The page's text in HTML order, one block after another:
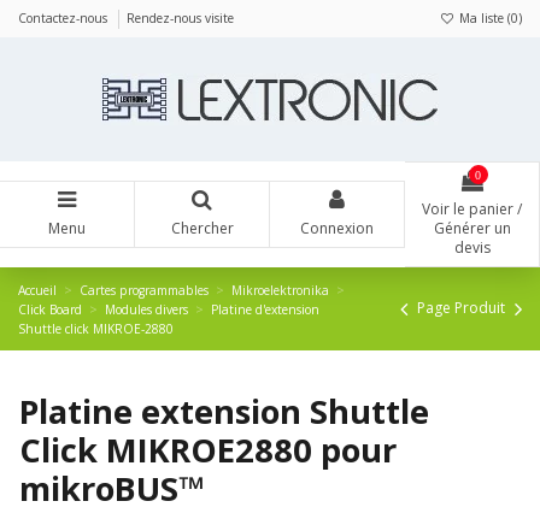
Contactez-nous Rendez-nous visite Ma liste (0)
Menu Chercher Connexion
0
Voir le panier /
Générer un
devis
Accueil Cartes programmables
Mikroelektronika
Click Board
Modules divers
Platine d'extension
Shuttle click MIKROE-2880
Page Produit
Platine extension Shuttle
Click MIKROE2880 pour
mikroBUS™
Panneau de gestion des cookies